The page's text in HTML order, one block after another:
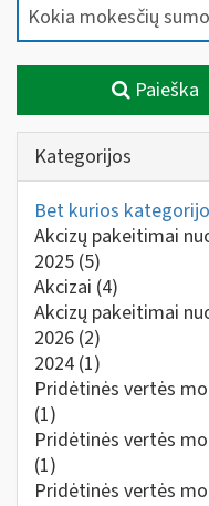
Paieška
Kategorijos
Bet kurios
Akcizų pakeitimai
2025 (5)
Akcizai (4)
Akcizų pakeitimai
2026 (2)
2024 (1)
Pridėtinės vertės
(1)
Pridėtinės vertės
(1)
Pridėtinės vertės